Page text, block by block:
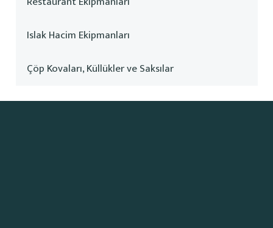
Islak Hacim Ekipmanları
Çöp Kovaları, Küllükler ve Saksılar